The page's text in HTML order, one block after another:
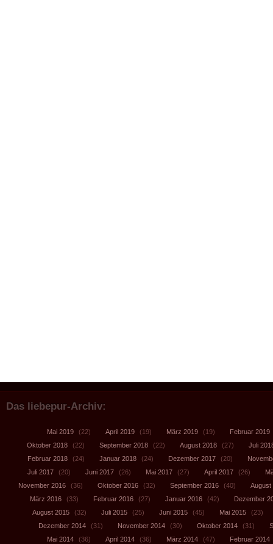
Das liebepur-Archiv:
Mai 2019 (22) April 2019 (19) März 2019 (19) Februar 2019
Oktober 2018
(22) September 2018 (22) August 2018 (27)
Juli
Februar 2018
(24) Januar 2018 (24) Dezember 2017 (20)
Juli 2017
(20) Juni 2017 (26) Mai 2017 (27) April 2017 (26)
November 2016
(36) Oktober 2016 (32) September 2016 (40)
August
März 2016
(33) Februar 2016 (27) Januar 2016 (42)
Dezember
August 2015
(32) Juli 2015 (25) Juni 2015 (45) Mai 2015
(23)
Dezember 2014
(31) November 2014 (30) Oktober 2014 (31)
Mai 2014
(36) April 2014 (36) März 2014 (47) Februar 2014